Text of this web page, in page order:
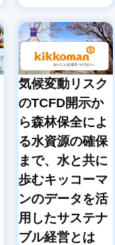
気候変動リスク
のTCFD開示か
ら森林保全によ
る水資源の確保
まで、水と共に
歩むキッコーマ
ンのデータを活
用したサステナ
ブル経営とは